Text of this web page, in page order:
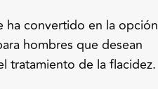
ha convertido en la opción
hombres que desean
tratamiento de la flacidez.